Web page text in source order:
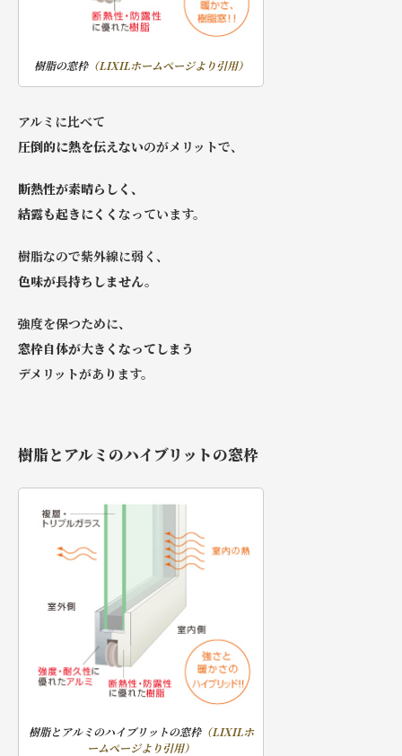
樹脂の窓枠（LIXILホームページより引用）
アルミに比べて
圧倒的に熱を伝えないのがメリットで、
断熱性が素晴らしく、
結露も起きにくく なっています。
樹脂なので紫外線に弱く、
色味が長持ちしません。
強度を保つために、
窓枠自体が大きくなってしまう
デメリットがあります。
樹脂とアルミのハイブリットの窓枠
樹脂とアルミのハイブリットの窓枠（LIXILホ
ームページより引用）